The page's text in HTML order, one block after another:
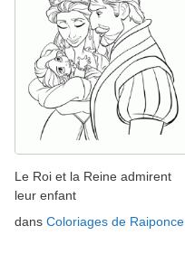
Le Roi et la Reine admirent
leur enfant
dans Coloriages de Raiponce